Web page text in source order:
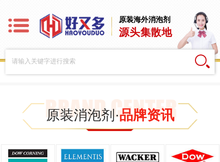
原装海外消泡剂
源头集散地
原装消泡剂·品牌资讯